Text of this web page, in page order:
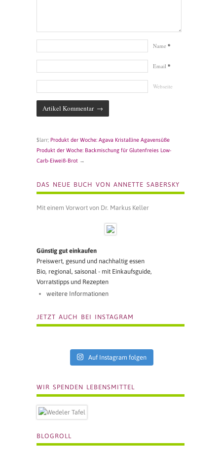
Name *
Email *
Webseite
$larr; Produkt der Woche: Agava Kristalline Agavensüße
Produkt der Woche: Backmischung für Glutenfreies Low-
Carb-Eiweiß-Brot →
DAS NEUE BUCH VON ANNETTE SABERSKY
Mit einem Vorwort von Dr. Markus Keller
Günstig gut einkaufen
Preiswert, gesund und nachhaltig essen
Bio, regional, saisonal - mit Einkaufsguide,
Vorratstipps und Rezepten
weitere Informationen
JETZT AUCH BEI INSTAGRAM
Auf Instagram folgen
WIR SPENDEN LEBENSMITTEL
BLOGROLL